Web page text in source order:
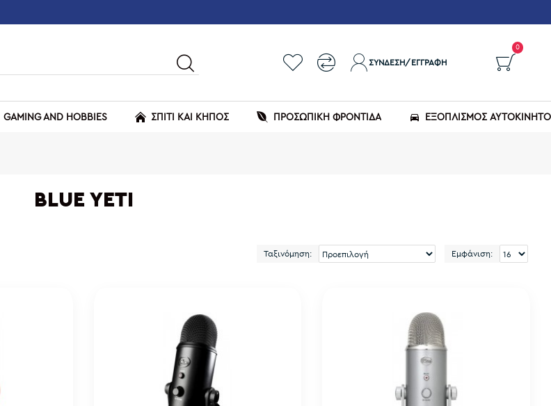
ΣΎΝΔΕΣΗ/ΕΓΓΡΑΦΉ
0
GAMING AND HOBBIES ΣΠΙΤΙ ΚΑΙ ΚΗΠΟΣ ΠΡΟΣΩΠΙΚΗ ΦΡΟΝΤΙΔΑ ΕΞΟΠΛΙΣΜΌΣ
BLUE YETI
Ταξινόμηση: Εμφάνιση: